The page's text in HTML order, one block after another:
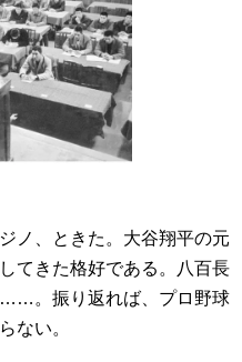
ノ、ときた。大谷翔平の元
てきた格好である。八百長
。振り返れば、プロ野球
ない。